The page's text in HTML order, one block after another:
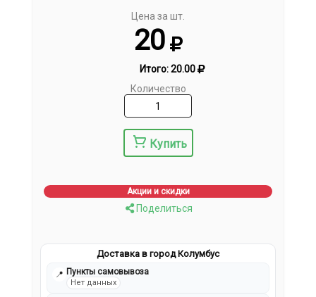
Цена за шт.
20
Итого:20.00
Количество
Купить
Акции и скидки
Поделиться
Доставка в город Колумбус
📍 Пункты самовывоза
Нет данных